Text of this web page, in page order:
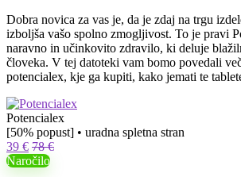
Dobra novica za vas je, da je zdaj na trgu
izboljša vašo spolno zmogljivost. To je pravi
naravno in učinkovito zdravilo, ki deluje
človeka. V tej datoteki vam bomo povedali
potencialex, kje ga kupiti, kako jemati te
Potencialex
[50% popust] • uradna spletna stran
39 € 78 €
Naročilo